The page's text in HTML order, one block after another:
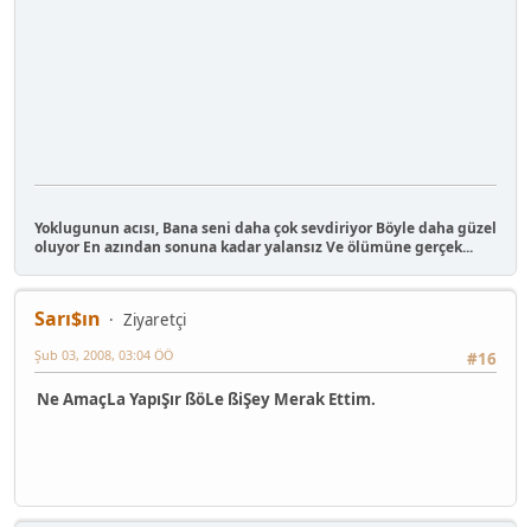
Yoklugunun acısı, Bana seni daha çok sevdiriyor Böyle daha güzel
oluyor En azından sonuna kadar yalansız Ve ölümüne gerçek...
Sarı$ın
Ziyaretçi
#16
Şub 03, 2008, 03:04 ÖÖ
Ne AmaçLa YapıŞır ßöLe ßiŞey Merak Ettim.